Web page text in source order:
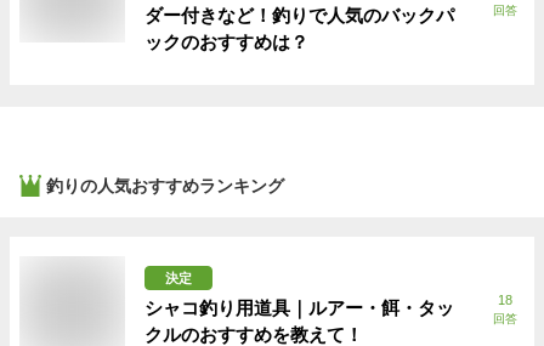
ダー付きなど！釣りで人気のバックパ
ックのおすすめは？
回答
釣りの人気おすすめランキング
決定
シャコ釣り用道具｜ルアー・餌・タッ
クルのおすすめを教えて！
18
回答